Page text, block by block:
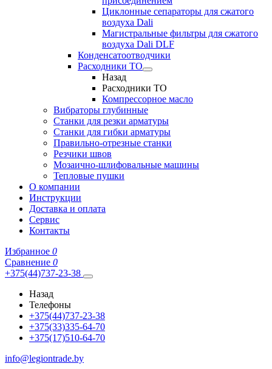
Циклонные сепараторы для сжатого
воздуха Dali
Магистральные фильтры для сжатого
воздуха Dali DLF
Конденсатоотводчики
Расходники ТО
Назад
Расходники ТО
Компрессорное масло
Вибраторы глубинные
Станки для резки арматуры
Станки для гибки арматуры
Правильно-отрезные станки
Резчики швов
Мозаично-шлифовальные машины
Тепловые пушки
О компании
Инструкции
Доставка и оплата
Сервис
Контакты
Избранное 0
Сравнение 0
+375(44)737-23-38
Назад
Телефоны
+375(44)737-23-38
+375(33)335-64-70
+375(17)510-64-70
info@legiontrade.by